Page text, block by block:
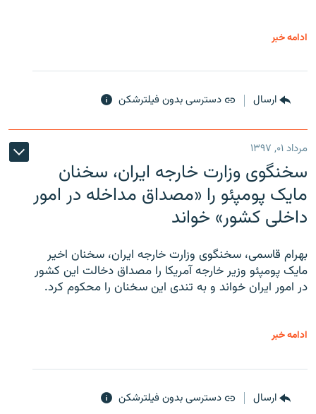
ادامه خبر
ارسال دسترسی بدون فیلترشکن
مرداد ۰۱, ۱۳۹۷
سخنگوی وزارت خارجه ایران، سخنان
مایک پومپئو را «مصداق مداخله در امور
داخلی کشور» خواند
بهرام قاسمی، سخنگوی وزارت خارجه ایران، سخنان اخیر
مایک پومپئو وزیر خارجه آمریکا را مصداق دخالت این کشور
در امور ایران خواند و به تندی این سخنان را محکوم کرد.
ادامه خبر
ارسال دسترسی بدون فیلترشکن